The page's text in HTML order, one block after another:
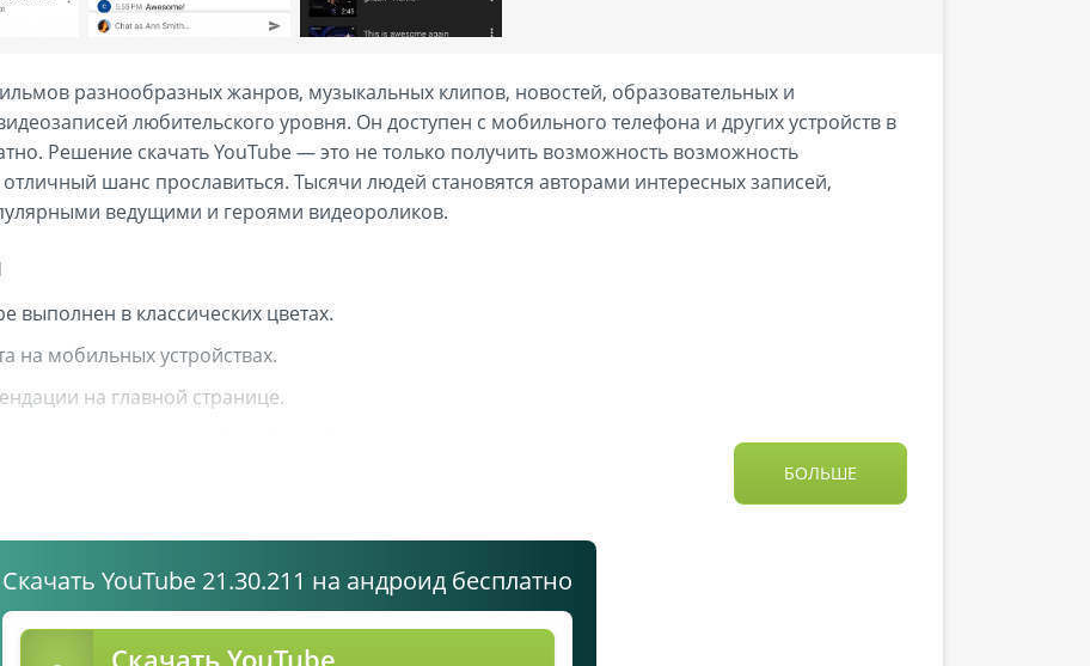
разнообразных жанров, музыкальных клипов, новостей, образовательных и
любительского уровня. Он доступен с мобильного телефона и других устройств в
Решение скачать YouTube — это не только получить возможность возможность
шанс прославиться. Тысячи людей становятся авторами интересных записей,
ведущими и героями видеороликов.
выполнен в классических цветах.
на мобильных устройствах.
на главной странице.
для обеспечения просмотра безопасного контента для детей.
пользователей в зависимости от места прибывания.
БОЛЬШЕ
Скачать YouTube 21.30.211 на андроид бесплатно
Скачать YouTube